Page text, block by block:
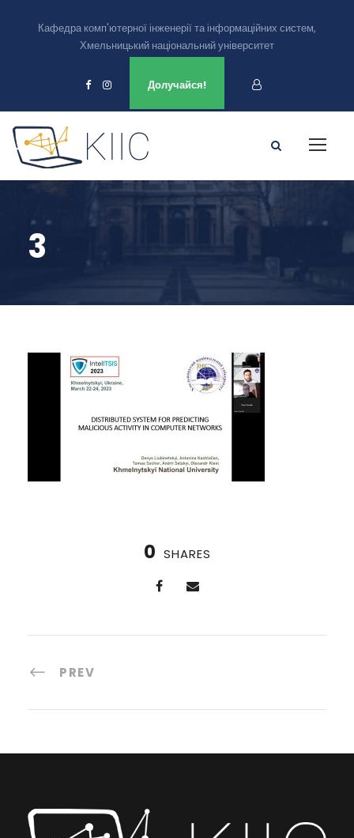
Кафедра комп'ютерної інженерії та інформаційних систем,
Хмельницький національний університет
Долучайся!
3
0 SHARES
PREV